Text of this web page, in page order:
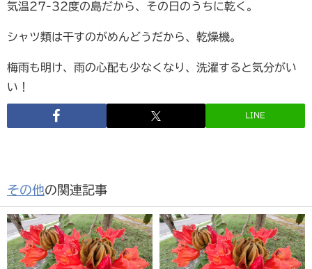
気温27-32度の島だから、その日のうちに乾く。
シャツ類は干すのがめんどうだから、乾燥機。
梅雨も明け、雨の心配も少なくなり、洗濯すると気分がい
い！
LINE
その他の関連記事